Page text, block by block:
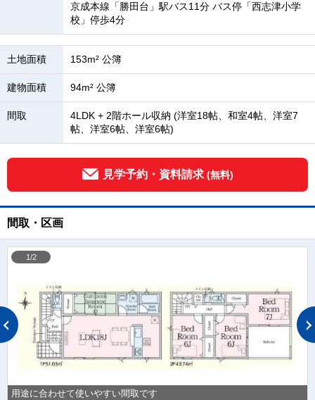
京成本線「勝田台」駅バス11分 バス停「西志津小学
校」停歩4分
土地面積 153m² 公簿
建物面積 94m² 公簿
間取
4LDK + 2階ホール収納 (洋室18帖、和室4帖、洋室7
帖、洋室6帖、洋室6帖)
見学予約・資料請求 (無料)
間取・区画
用途に合わせて使いやすい間取です
1/2